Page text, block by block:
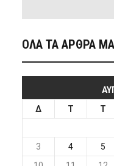
ΟΛΑ ΤΑ ΑΡΘΡΑ
Δ
Τ Τ
3
4 5